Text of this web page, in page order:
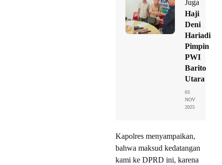
Juga
Haji
Deni
Hariadi
Pimpin
PWI
Barito
Utara
03
NOV
2025
Kapolres menyampaikan,
bahwa maksud kedatangan
kami ke DPRD ini, karena